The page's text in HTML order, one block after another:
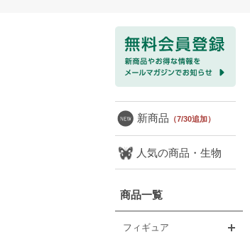
新商品 （7/30追加）
人気の商品・生物
商品一覧
フィギュア